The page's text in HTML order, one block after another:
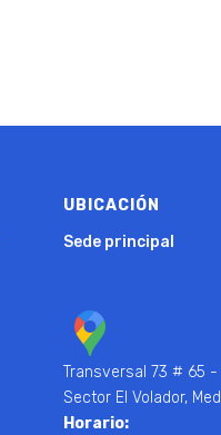
UBICACIÓN
Sede principal
Transversal 73 # 65
Sector El Volador,
Horario: